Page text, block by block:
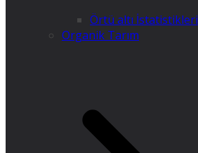
Örtü altı İstatistikleri
Organik Tarım